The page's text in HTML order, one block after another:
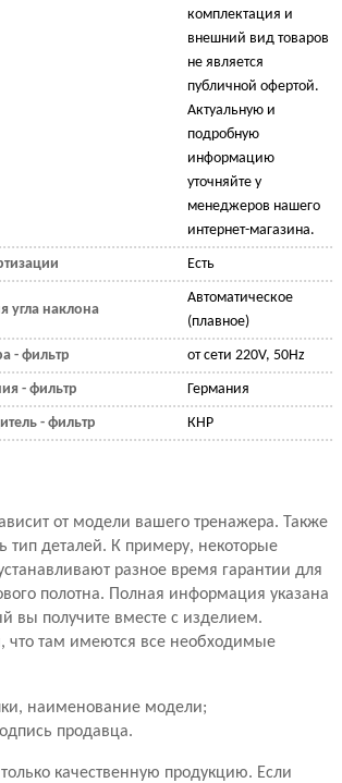
комплектация и
внешний вид товаров
не является
публичной офертой.
Актуальную и
подробную
информацию
уточняйте у
менеджеров нашего
интернет-магазина.
Есть
угла наклона
Автоматическое
(плавное)
- фильтр от сети 220V, 50Hz
- фильтр Германия
- фильтр КНР
от модели вашего тренажера. Также
тип деталей. К примеру, некоторые
разное время гарантии для
полотна. Полная информация указана
вы получите вместе с изделием.
что там имеются все необходимые
наименование модели;
продавца.
качественную продукцию. Если